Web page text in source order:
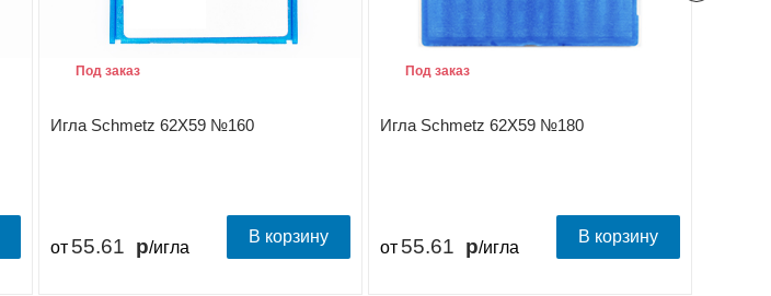
Игла Schmetz 62X59 №160
Под заказ
от 55.61 /игла
В корзину
Игла Schmetz 62X59 №180
Под заказ
от 55.61 /игла
В корзину